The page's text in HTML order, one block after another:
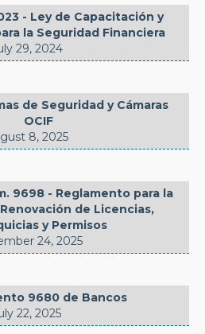
- Ley de Capacitación y
la Seguridad Financiera
29, 2024
de Seguridad y Cámaras
OCIF
8, 2025
9698 - Reglamento para la
de Licencias,
y Permisos
24, 2025
9680 de Bancos
22, 2025